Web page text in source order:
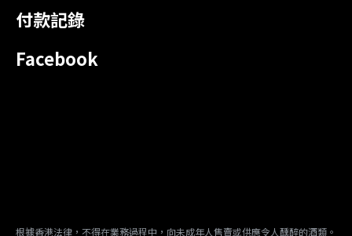
付款記錄
Facebook
根據香港法律，不得在業務過程中，向未成年人售賣或供應令人醺醉的酒類。